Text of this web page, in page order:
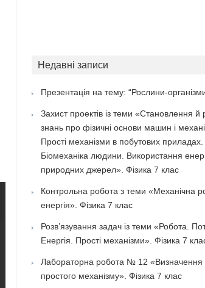
Недавні записи
Презентація на тему: “Рослини-
Захист проектів із теми «Становлення й
знань про фізичні основи машин і
Прості механізми в побутових приладах.
Біомеханіка людини. Використання
природних джерел». Фізика 7 клас
Контрольна робота з теми «Механічна
енергія». Фізика 7 клас
Розв’язування задач із теми «Робота.
Енергія. Прості механізми». Фізика 7
Лабораторна робота № 12 «Визначення
простого механізму». Фізика 7 клас